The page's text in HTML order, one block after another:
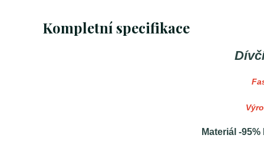
Kompletní specifikace
Materiál -